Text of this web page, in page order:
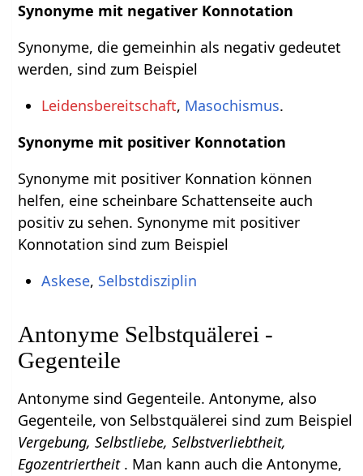
Synonyme mit negativer Konnotation
Synonyme, die gemeinhin als negativ gedeutet
werden, sind zum Beispiel
Leidensbereitschaft, Masochismus.
Synonyme mit positiver Konnotation
Synonyme mit positiver Konnation können
helfen, eine scheinbare Schattenseite auch
positiv zu sehen. Synonyme mit positiver
Konnotation sind zum Beispiel
Askese, Selbstdisziplin
Antonyme Selbstquälerei -
Gegenteile
Antonyme sind Gegenteile. Antonyme, also
Gegenteile, von Selbstquälerei sind zum Beispiel
Vergebung, Selbstliebe, Selbstverliebtheit,
Egozentriertheit . Man kann auch die Antonyme,